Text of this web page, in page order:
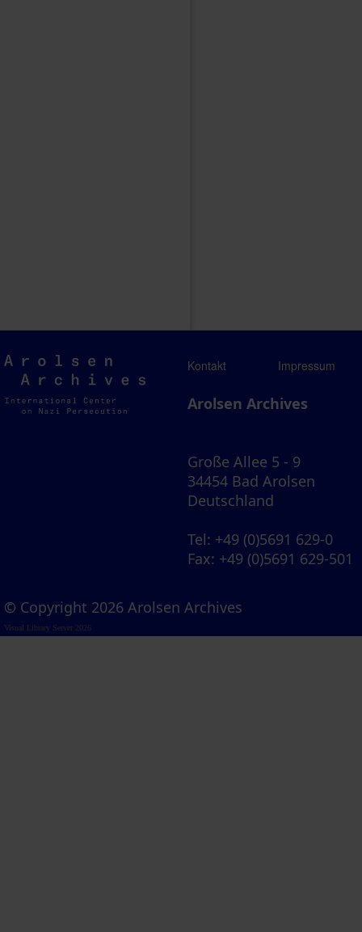
Arolsen
Archives
Kontakt Impressum
Arolsen Archives
Große Allee 5 - 9
34454 Bad Arolsen
Deutschland
Tel: +49 (0)5691 629-0
Fax: +49 (0)5691 629-501
© Copyright 2026 Arolsen Archives
Visual Library Server 2026